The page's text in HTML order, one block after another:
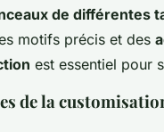
de différentes
motifs précis et des
est essentiel pour
de la